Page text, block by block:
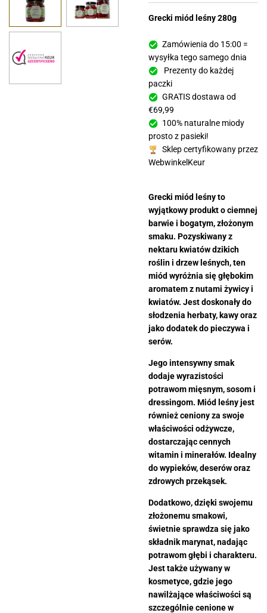
Grecki miód leśny 280g
Zamówienia do 15:00 =
wysyłka tego samego dnia
Prezenty do każdej
paczki
GRATIS dostawa od
€69,99
100% naturalne miody
prosto z pasieki!
Sklep certyfikowany przez
WebwinkelKeur
Grecki miód leśny to
wyjątkowy produkt o ciemnej
barwie i bogatym, złożonym
smaku. Pozyskiwany z
nektaru kwiatów dzikich
roślin i drzew leśnych, ten
miód wyróżnia się głębokim
aromatem z nutami żywicy i
kwiatów. Jest doskonały do
słodzenia herbaty, kawy oraz
jako dodatek do pieczywa i
serów.
Jego intensywny smak
dodaje wyrazistości
potrawom mięsnym, sosom i
dressingom. Miód leśny jest
również ceniony za swoje
właściwości odżywcze,
dostarczając cennych
witamin i minerałów. Idealny
do wypieków, deserów oraz
zdrowych przekąsek.
Dodatkowo, dzięki swojemu
złożonemu smakowi,
świetnie sprawdza się jako
składnik marynat, nadając
potrawom głębi i charakteru.
Jest także używany w
kosmetyce, gdzie jego
nawilżające właściwości są
szczególnie cenione w